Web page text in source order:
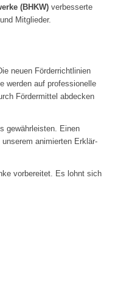
(BHKW) verbesserte
Mitglieder.
neuen Förderrichtlinien
werden auf professionelle
Fördermittel abdecken
gewährleisten. Einen
animierten Erklär-
vorbereitet. Es lohnt sich